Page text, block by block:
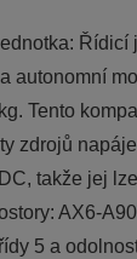
autonomní
Tento
zdrojů
takže jej
AX6-
5 a